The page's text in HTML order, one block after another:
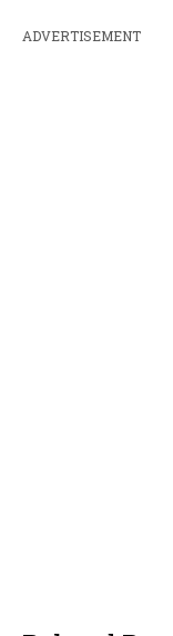
ADVERTISEMENT